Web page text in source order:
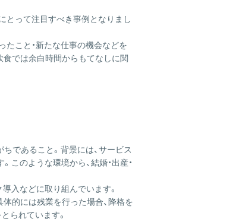
とって注目すべき事例となりまし
たこと・新たな仕事の機会などを
では余白時間からもてなしに関
であること。背景には、サービス
のような環境から、結婚・出産・
入などに取り組んでいます。
的には残業を行った場合、降格を
られています。